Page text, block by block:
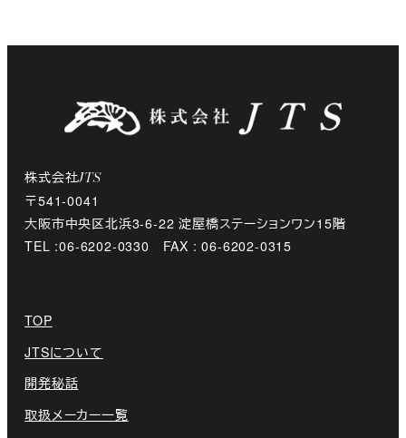
株式会社JTS
〒541-0041
大阪市中央区北浜3-6-22 淀屋橋ステーションワン15階
TEL :06-6202-0330 FAX : 06-6202-0315
TOP
JTSについて
開発秘話
取扱メーカー一覧